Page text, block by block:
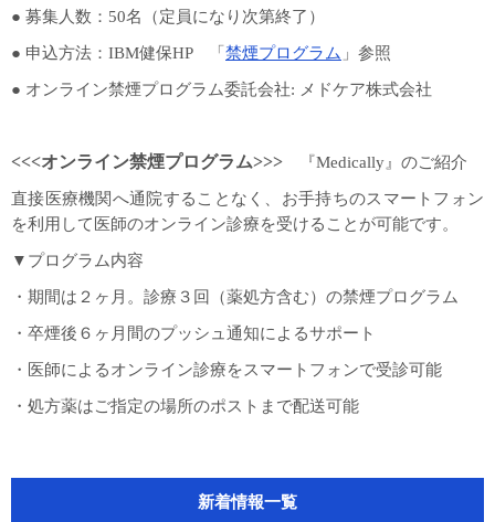
● 募集人数：50名（定員になり次第終了）
● 申込方法：IBM健保HP 「 禁煙プログラム 」参照
● オンライン禁煙プログラム委託会社: メドケア株式会社
<<<オンライン禁煙プログラム>>> 『Medically』のご紹介
直接医療機関へ通院することなく、お手持ちのスマートフォン
を利用して医師のオンライン診療を受けることが可能です。
▼プログラム内容
・期間は２ヶ月。診療３回（薬処方含む）の禁煙プログラム
・卒煙後６ヶ月間のプッシュ通知によるサポート
・医師によるオンライン診療をスマートフォンで受診可能
・処方薬はご指定の場所のポストまで配送可能
新着情報一覧